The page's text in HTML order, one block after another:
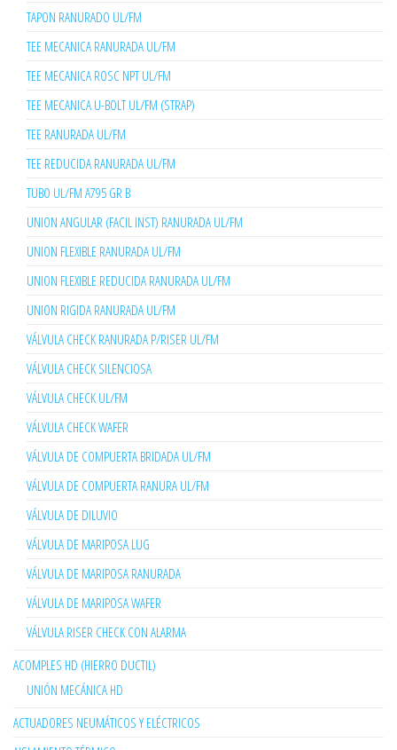
TAPON RANURADO UL/FM
TEE MECANICA RANURADA UL/FM
TEE MECANICA ROSC NPT UL/FM
TEE MECANICA U-BOLT UL/FM (STRAP)
TEE RANURADA UL/FM
TEE REDUCIDA RANURADA UL/FM
TUBO UL/FM A795 GR B
UNION ANGULAR (FACIL INST) RANURADA UL/FM
UNION FLEXIBLE RANURADA UL/FM
UNION FLEXIBLE REDUCIDA RANURADA UL/FM
UNION RIGIDA RANURADA UL/FM
VÁLVULA CHECK RANURADA P/RISER UL/FM
VÁLVULA CHECK SILENCIOSA
VÁLVULA CHECK UL/FM
VÁLVULA CHECK WAFER
VÁLVULA DE COMPUERTA BRIDADA UL/FM
VÁLVULA DE COMPUERTA RANURA UL/FM
VÁLVULA DE DILUVIO
VÁLVULA DE MARIPOSA LUG
VÁLVULA DE MARIPOSA RANURADA
VÁLVULA DE MARIPOSA WAFER
VÁLVULA RISER CHECK CON ALARMA
ACOMPLES HD (HIERRO DUCTIL)
UNIÓN MECÁNICA HD
ACTUADORES NEUMÁTICOS Y ELÉCTRICOS